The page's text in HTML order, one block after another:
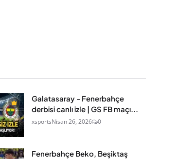
Galatasaray - Fenerbahçe
derbisi canlı izle | GS FB maçı...
xsportsNisan 26, 2026 0
Fenerbahçe Beko, Beşiktaş